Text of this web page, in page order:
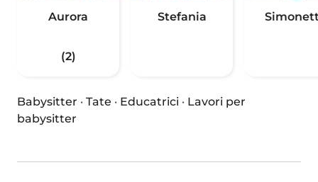
Aurora
(2)
Stefania
Babysitter · Tate · Educatrici · Lavori per
babysitter